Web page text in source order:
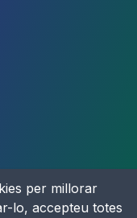
per millorar
lo, accepteu totes